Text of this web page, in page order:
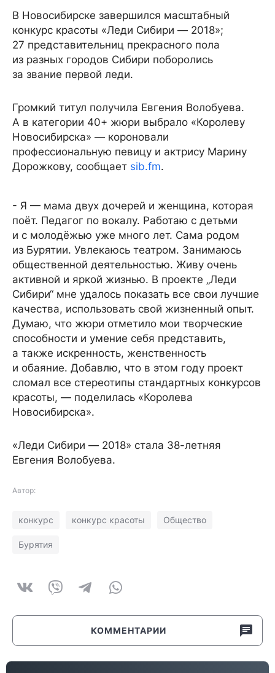
В Новосибирске завершился масштабный
конкурс красоты «Леди Сибири — 2018»;
27 представительниц прекрасного пола
из разных городов Сибири поборолись
за звание первой леди.
Громкий титул получила Евгения Волобуева.
А в категории 40+ жюри выбрало «Королеву
Новосибирска» — короновали
профессиональную певицу и актрису Марину
Дорожкову, сообщает sib.fm.
- Я — мама двух дочерей и женщина, которая
поёт. Педагог по вокалу. Работаю с детьми
и с молодёжью уже много лет. Сама родом
из Бурятии. Увлекаюсь театром. Занимаюсь
общественной деятельностью. Живу очень
активной и яркой жизнью. В проекте „Леди
Сибири“ мне удалось показать все свои лучшие
качества, использовать свой жизненный опыт.
Думаю, что жюри отметило мои творческие
способности и умение себя представить,
а также искренность, женственность
и обаяние. Добавлю, что в этом году проект
сломал все стереотипы стандартных конкурсов
красоты, — поделилась «Королева
Новосибирска».
«Леди Сибири — 2018» стала 38-летняя
Евгения Волобуева.
Автор:
конкурс конкурс красоты Общество
Бурятия
КОММЕНТАРИИ